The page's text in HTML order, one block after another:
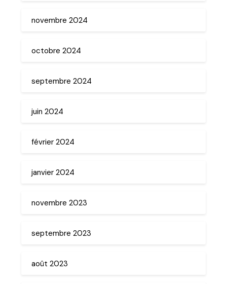
novembre 2024
octobre 2024
septembre 2024
juin 2024
février 2024
janvier 2024
novembre 2023
septembre 2023
août 2023